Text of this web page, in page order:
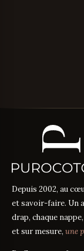
Depuis 2002, au
et savoir-faire. Un
drap, chaque
et sur mesure, une